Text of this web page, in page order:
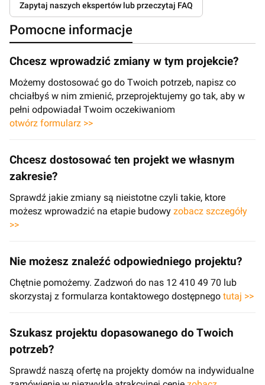
Zapytaj naszych ekspertów lub przeczytaj FAQ
Pomocne informacje
Chcesz wprowadzić zmiany w tym projekcie?
Możemy dostosować go do Twoich potrzeb, napisz co
chciałbyś w nim zmienić, przeprojektujemy go tak, aby w
pełni odpowiadał Twoim oczekiwaniom
otwórz formularz >>
Chcesz dostosować ten projekt we własnym
zakresie?
Sprawdź jakie zmiany są nieistotne czyli takie, ktore
możesz wprowadzić na etapie budowy zobacz szczegóły
>>
Nie możesz znaleźć odpowiedniego projektu?
Chętnie pomożemy. Zadzwoń do nas 12 410 49 70 lub
skorzystaj z formularza kontaktowego dostępnego tutaj >>
Szukasz projektu dopasowanego do Twoich
potrzeb?
Sprawdź naszą ofertę na projekty domów na indywidualne